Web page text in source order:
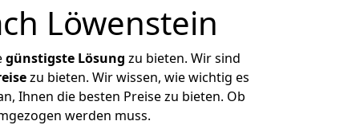
Löwenstein
günstigste Lösung zu bieten. Wir sind
zu bieten. Wir wissen, wie wichtig es
Ihnen die besten Preise zu bieten. Ob
werden muss.